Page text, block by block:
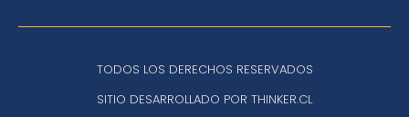
TODOS LOS DERECHOS RESERVADOS
SITIO DESARROLLADO POR THINKER.CL